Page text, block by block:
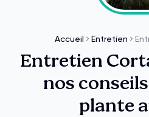
Accueil Entretien
Entretien
nos
plante